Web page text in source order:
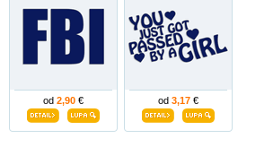
od 2,90 € od 3,17 €